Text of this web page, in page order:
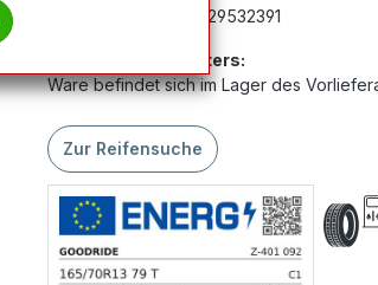
G29532391
Hinweis des Anbieters:
Ware befindet sich im Lager des
Zur Reifensuche